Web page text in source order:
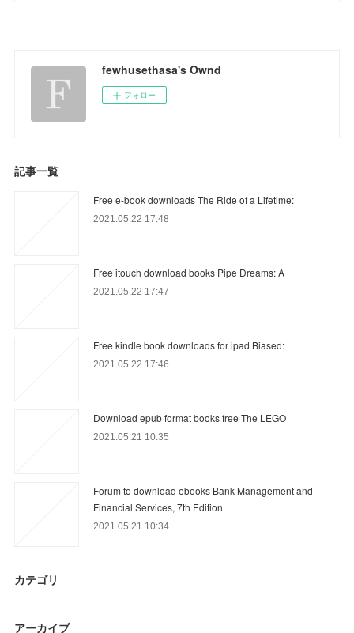
fewhusethasa's Ownd
フォロー
記事一覧
Free e-book downloads The Ride of a Lifetime:
2021.05.22 17:48
Free itouch download books Pipe Dreams: A
2021.05.22 17:47
Free kindle book downloads for ipad Biased:
2021.05.22 17:46
Download epub format books free The LEGO
2021.05.21 10:35
Forum to download ebooks Bank Management and
Financial Services, 7th Edition
2021.05.21 10:34
カテゴリ
アーカイブ